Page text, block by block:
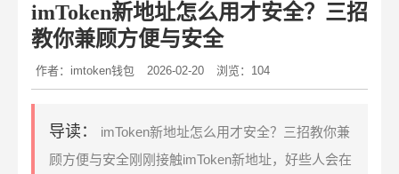
imToken新地址怎么用才安全？三招
教你兼顾方便与安全
作者：imtoken钱包 2026-02-20 浏览：104
导读：
imToken新地址怎么用才安全？三招教你兼
顾方便与安全刚刚接触imToken新地址，好些人会在